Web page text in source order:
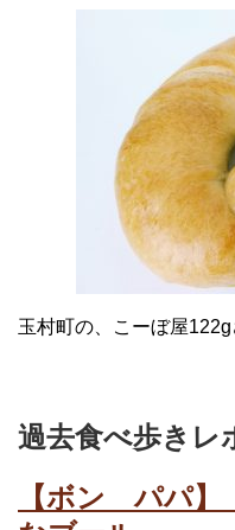
玉村町の、こーぼ屋122g
過去食べ歩きレ
【ボン パパ